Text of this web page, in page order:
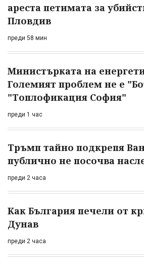
ареста петимата за
Пловдив
преди 58 мин
Министърката на
Големият проблем не е
"Топлофикация София"
преди 1 час
Тръмп тайно подкрепя
публично не посочва
преди 2 часа
Как България печели от
Дунав
преди 2 часа